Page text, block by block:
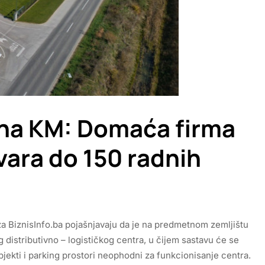
KM: Domaća firma
do 150 radnih
BiznisInfo.ba pojašnjavaju da je na predmetnom zemljištu
distributivno – logističkog centra, u čijem sastavu će se
i parking prostori neophodni za funkcionisanje centra.